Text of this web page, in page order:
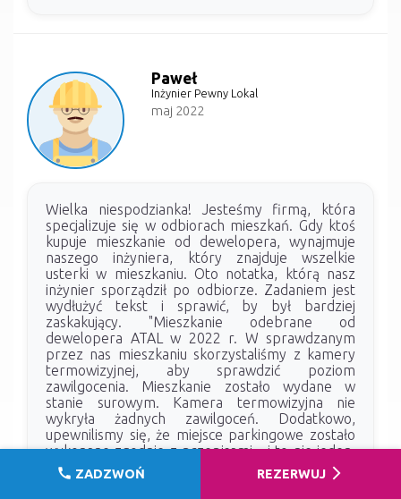
Paweł
Inżynier Pewny Lokal
maj 2022
Wielka niespodzianka! Jesteśmy firmą, która
specjalizuje się w odbiorach mieszkań. Gdy ktoś
kupuje mieszkanie od dewelopera, wynajmuje
naszego inżyniera, który znajduje wszelkie
usterki w mieszkaniu. Oto notatka, którą nasz
inżynier sporządził po odbiorze. Zadaniem jest
wydłużyć tekst i sprawić, by był bardziej
zaskakujący. "Mieszkanie odebrane od
dewelopera ATAL w 2022 r. W sprawdzanym
przez nas mieszkaniu skorzystaliśmy z kamery
termowizyjnej, aby sprawdzić poziom
zawilgocenia. Mieszkanie zostało wydane w
stanie surowym. Kamera termowizyjna nie
wykryła żadnych zawilgoceń. Dodatkowo,
upewnilismy się, że miejsce parkingowe zostało
wykonane zgodnie z przepisami - i to nie jeden,
ale dwa razy! Wylewki również zostały wykonane
z ogromną precyzją. Przy odbiorze
call ZADZWOŃ REZERWUJ arrow_forward_ios